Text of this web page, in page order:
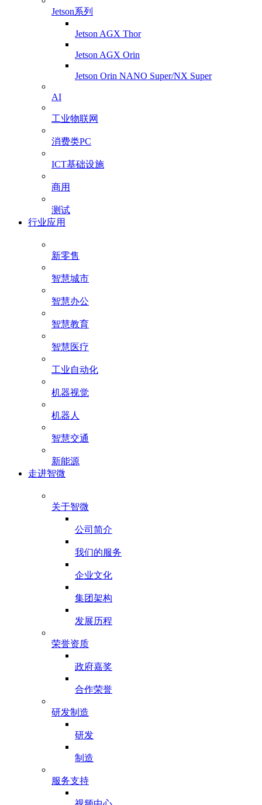
Jetson系列
Jetson AGX Thor
Jetson AGX Orin
Jetson Orin NANO Super/NX Super
AI
工业物联网
消费类PC
ICT基础设施
商用
测试
行业应用
新零售
智慧城市
智慧办公
智慧教育
智慧医疗
工业自动化
机器视觉
机器人
智慧交通
新能源
走进智微
关于智微
公司简介
我们的服务
企业文化
集团架构
发展历程
荣誉资质
政府嘉奖
合作荣誉
研发制造
研发
制造
服务支持